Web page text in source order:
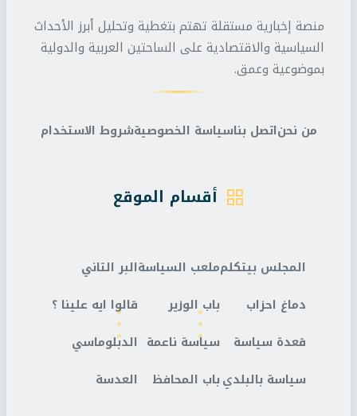
منصة إخبارية مستقلة تهتم بتغطية وتحليل أبرز الأحداث
السياسية والاقتصادية على الساحتين العربية والدولية
بموضوعية وعمق.
من نحناتصل بناسياسة الخصوصيةشروط الاستخدام
أقسام الموقع
المجلس بيتكلم
دماغ احزاب
قعدة سياسة
سياسة بالبلدي
ملعب السياسة
باب الوزير
سياسة ناعمة
باب المحافظ
البر التاني
قالوا ايه علينا ؟
الدبلوماسي
العدسة